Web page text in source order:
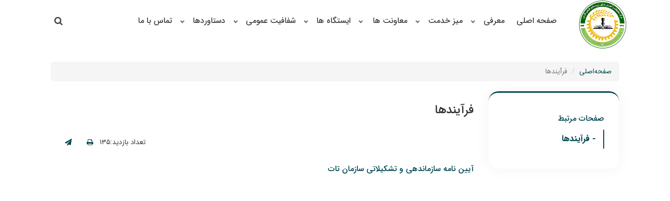
صفحه اصلی معرفی میز خدمت معاونت ها ایستگاه ها شفافیت عمومی دستاوردها تماس با ما جستجو
صفحه‌اصلی فرآیندها
فرآیندها
تعداد بازدید:۱۳۵
آیین نامه سازماندهی و تشکیلاتی سازمان تات
صفحات مرتبط
- فرآیندها